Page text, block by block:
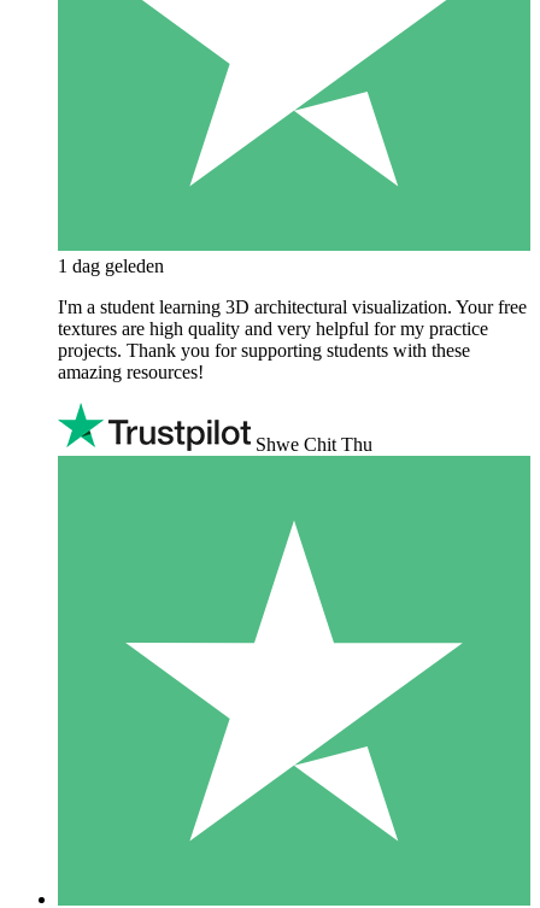
1 dag geleden
I'm a student learning 3D architectural visualization. Your free
textures are high quality and very helpful for my practice
projects. Thank you for supporting students with these
amazing resources!
Shwe Chit Thu